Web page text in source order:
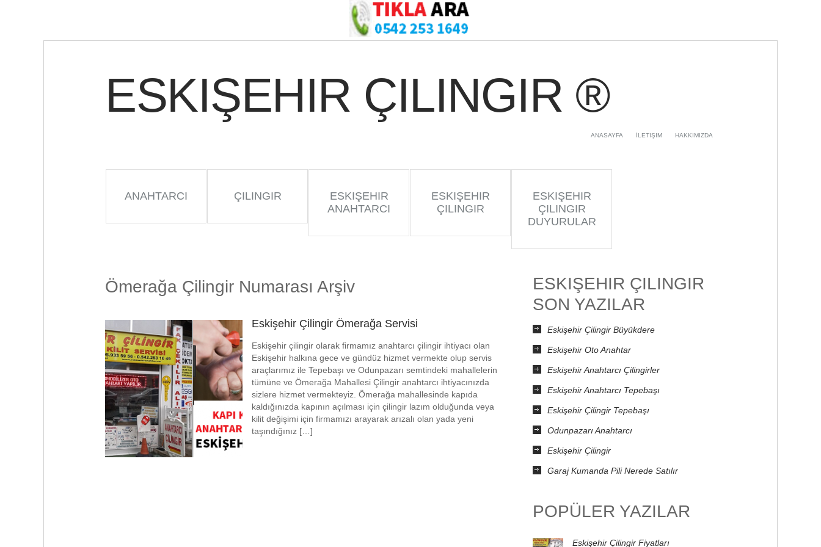
ESKIŞEHIR ÇILINGIR ®
ANASAYFA İLETIŞIM HAKKIMIZDA
ANAHTARCI ÇILINGIR
ESKIŞEHIR
ANAHTARCI
ESKIŞEHIR
ÇILINGIR
ESKIŞEHIR
ÇILINGIR
DUYURULAR
Ömerağa Çilingir Numarası Arşiv
Eskişehir Çilingir Ömerağa Servisi
Eskişehir çilingir olarak firmamız anahtarcı çilingir ihtiyacı olan
Eskişehir halkına gece ve gündüz hizmet vermekte olup servis
araçlarımız ile Tepebaşı ve Odunpazarı semtindeki mahallelerin
tümüne ve Ömerağa Mahallesi Çilingir anahtarcı ihtiyacınızda
sizlere hizmet vermekteyiz. Ömerağa mahallesinde kapıda
kaldığınızda kapının açılması için çilingir lazım olduğunda veya
kilit değişimi için firmamızı arayarak arızalı olan yada yeni
taşındığınız […]
ESKIŞEHIR ÇILINGIR
SON YAZILAR
Eskişehir Çilingir Büyükdere
Eskişehir Oto Anahtar
Eskişehir Anahtarcı Çilingirler
Eskişehir Anahtarcı Tepebaşı
Eskişehir Çilingir Tepebaşı
Odunpazarı Anahtarcı
Eskişehir Çilingir
Garaj Kumanda Pili Nerede Satılır
POPÜLER YAZILAR
Eskişehir Çilingir Fiyatları